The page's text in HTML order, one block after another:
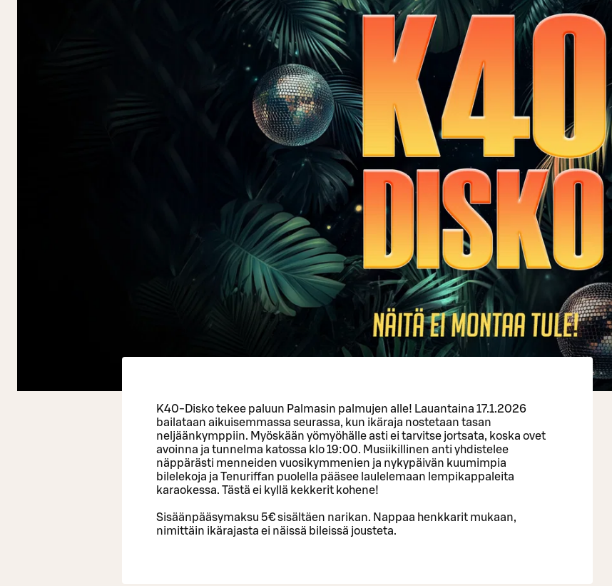
K40-Disko tekee paluun Palmasin palmujen alle! Lauantaina 17.1.2026
bailataan aikuisemmassa seurassa, kun ikäraja nostetaan tasan
neljäänkymppiin. Myöskään yömyöhälle asti ei tarvitse jortsata, koska ovet
avoinna ja tunnelma katossa klo 19:00. Musiikillinen anti yhdistelee
näppärästi menneiden vuosikymmenien ja nykypäivän kuumimpia
bilelekoja ja Tenuriffan puolella pääsee laulelemaan lempikappaleita
karaokessa. Tästä ei kyllä kekkerit kohene!
Sisäänpääsymaksu 5€ sisältäen narikan. Nappaa henkkarit mukaan,
nimittäin ikärajasta ei näissä bileissä jousteta.